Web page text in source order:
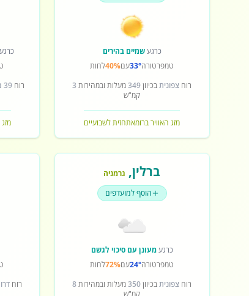
כרגעשמיים בהירים
טמפרטורה33°עם40%לחות
רוח צפוניתבכיוון349מעלות ובמהירות 3
קמ"ש
מזג האוויר ברומאתחזית לשבועיים
כרגע
רוח39 מעלות
מזג
ברלין, גרמניה
הוסף למועדפים
כרגעמעונן עם סיכוי לגשם
טמפרטורה24°עם72%לחות
רוח צפוניתבכיוון350מעלות ובמהירות8
קמ"ש
רוח